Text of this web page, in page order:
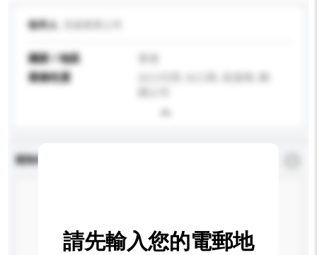
收件人
國家 / 地區
業務性質
查詢內容
請先輸入您的電郵地